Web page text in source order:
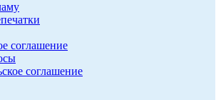
соглашение
соглашение